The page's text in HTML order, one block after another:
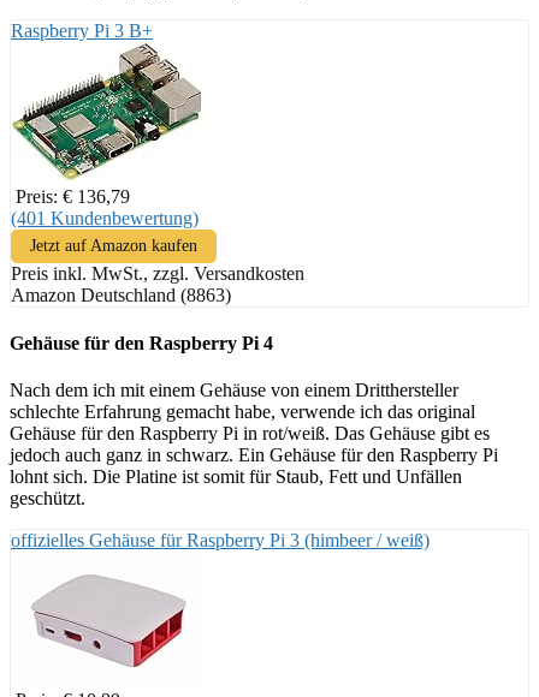
Raspberry Pi 3 B+
Preis: € 136,79
(401 Kundenbewertung)
Jetzt auf Amazon kaufen
Preis inkl. MwSt., zzgl. Versandkosten
Amazon Deutschland (8863)
Gehäuse für den Raspberry Pi 4
Nach dem ich mit einem Gehäuse von einem Dritthersteller
schlechte Erfahrung gemacht habe, verwende ich das original
Gehäuse für den Raspberry Pi in rot/weiß. Das Gehäuse gibt es
jedoch auch ganz in schwarz. Ein Gehäuse für den Raspberry Pi
lohnt sich. Die Platine ist somit für Staub, Fett und Unfällen
geschützt.
offizielles Gehäuse für Raspberry Pi 3 (himbeer / weiß)